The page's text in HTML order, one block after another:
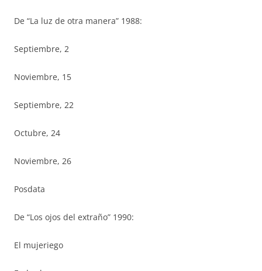
De “La luz de otra manera” 1988:
Septiembre, 2
Noviembre, 15
Septiembre, 22
Octubre, 24
Noviembre, 26
Posdata
De “Los ojos del extraño” 1990:
El mujeriego